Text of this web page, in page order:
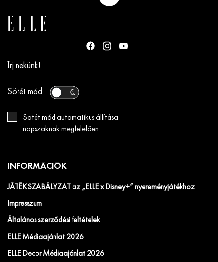
Írj nekünk!
Sötét mód
Sötét mód automatikus állítása
napszaknak megfelelően
INFORMÁCIÓK
JÁTÉKSZABÁLYZAT az „ELLE x Disney+” nyereményjátékhoz
Impresszum
Általános szerződési feltételek
ELLE Médiaajánlat 2026
ELLE Decor Médiaajánlat 2026